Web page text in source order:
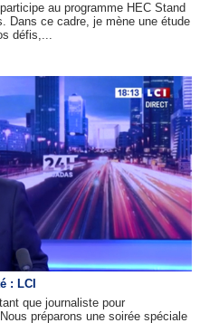
au programme HEC Stand
Dans ce cadre, je mène une étude
défis,...
: LCI
que journaliste pour
préparons une soirée spéciale